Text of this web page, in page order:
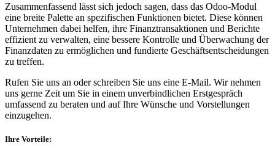
Zusammenfassend lässt sich jedoch sagen, dass das Odoo-Modul
eine breite Palette an spezifischen Funktionen bietet. Diese können
Unternehmen dabei helfen, ihre Finanztransaktionen und Berichte
effizient zu verwalten, eine bessere Kontrolle und Überwachung der
Finanzdaten zu ermöglichen und fundierte Geschäftsentscheidungen
zu treffen.
Rufen Sie uns an oder schreiben Sie uns eine E-Mail. Wir nehmen
uns gerne Zeit um Sie in einem unverbindlichen Erstgespräch
umfassend zu beraten und auf Ihre Wünsche und Vorstellungen
einzugehen.
Ihre Vorteile: